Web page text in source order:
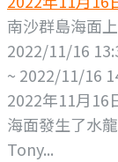
南沙群島海面上
2022/11/16
~ 2022/11/16
2022年11月16
海面發生了水
Tony...